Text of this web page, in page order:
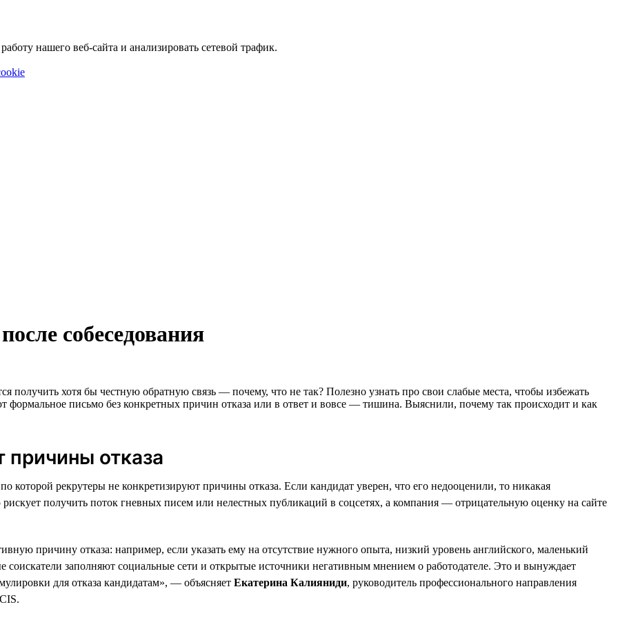
нашего веб-сайта и анализировать сетевой трафик.
собеседования
получить хотя бы честную обратную связь — почему, что не так? Полезно узнать про свои слабые места, чтобы избежать
формальное письмо без конкретных причин отказа или в ответ и вовсе — тишина. Выяснили, почему так происходит и как
отказа
рекрутеры не конкретизируют причины отказа. Если кандидат уверен, что его недооценили, то никакая
рискует получить поток гневных писем или нелестных публикаций в соцсетях, а компания — отрицательную оценку на сайте
причину отказа: например, если указать ему на отсутствие нужного опыта, низкий уровень английского, маленький
соискатели заполняют социальные сети и открытые источники негативным мнением о работодателе. Это и вынуждает
для отказа кандидатам», — объясняет Екатерина Калияниди, руководитель профессионального направления